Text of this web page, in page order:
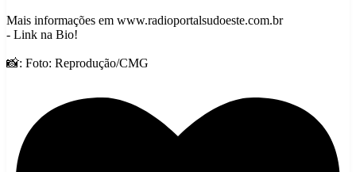
Mais informações em www.radioportalsudoeste.com.br
- Link na Bio!
📸: Foto: Reprodução/CMG